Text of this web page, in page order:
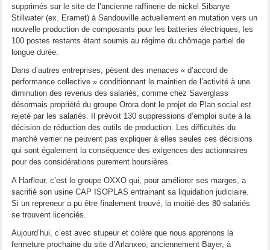
supprimés sur le site de l’ancienne raffinerie de nickel Sibanye
Stillwater (ex. Eramet) à Sandouville actuellement en mutation vers un
nouvelle production de composants pour les batteries électriques, les
100 postes restants étant soumis au régime du chômage partiel de
longue durée.
Dans d’autres entreprises, pèsent des menaces « d’accord de
performance collective » conditionnant le maintien de l’activité à une
diminution des revenus des salariés, comme chez Saverglass
désormais propriété du groupe Orora dont le projet de Plan social est
rejeté par les salariés. Il prévoit 130 suppressions d’emploi suite à la
décision de réduction des outils de production. Les difficultés du
marché verrier ne peuvent pas expliquer à elles seules ces décisions
qui sont également la conséquence des exigences des actionnaires
pour des considérations purement boursières.
A Harfleur, c’est le groupe OXXO qui, pour améliorer ses marges, a
sacrifié son usine CAP ISOPLAS entrainant sa liquidation judiciaire.
Si un repreneur a pu être finalement trouvé, la moitié des 80 salariés
se trouvent licenciés.
Aujourd’hui, c’est avec stupeur et colère que nous apprenons la
fermeture prochaine du site d’Arlanxeo, anciennement Bayer, à